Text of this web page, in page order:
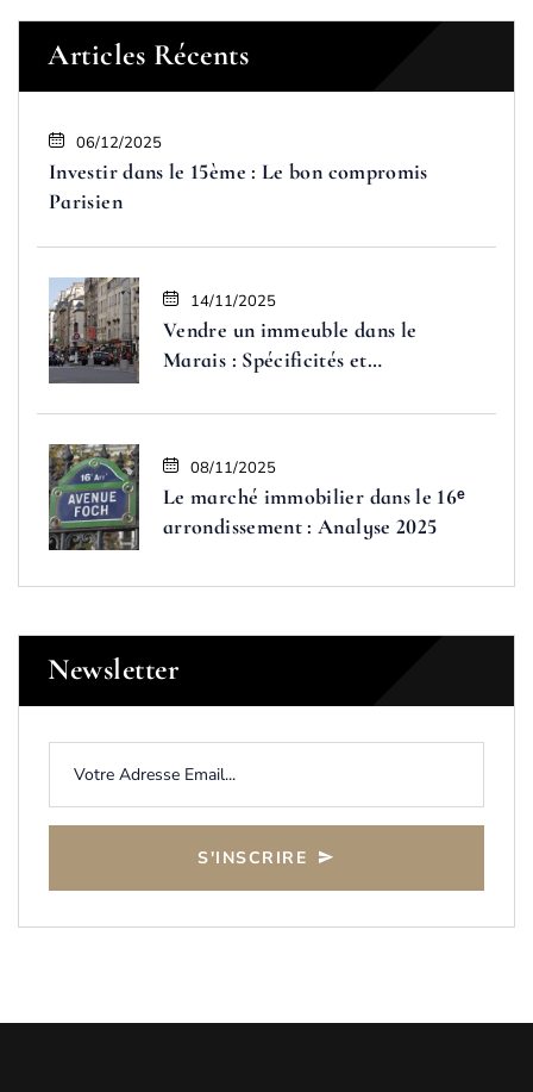
Articles Récents
06/12/2025
Investir dans le 15ème : Le bon compromis
Parisien
14/11/2025
Vendre un immeuble dans le
Marais : Spécificités et
08/11/2025
Le marché immobilier dans le 16ᵉ
arrondissement : Analyse 2025
Newsletter
S'INSCRIRE